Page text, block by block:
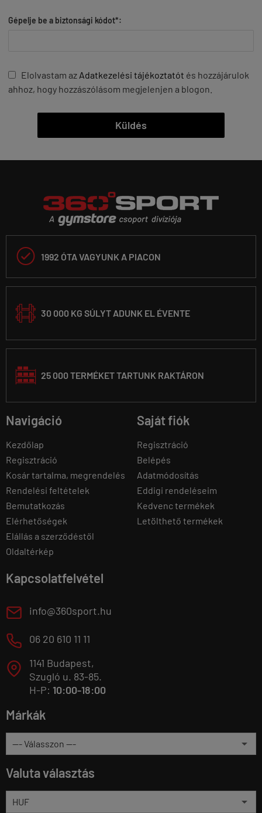
Gépelje be a biztonsági kódot*:
Elolvastam az Adatkezelési tájékoztatót és hozzájárulok
ahhoz, hogy hozzászólásom megjelenjen a blogon.
Küldés
 1992 ÓTA VAGYUNK A PIACON
30 000 KG SÚLYT ADUNK EL ÉVENTE
25 000 TERMÉKET TARTUNK RAKTÁRON
Navigáció
Kezdőlap
Regisztráció
Kosár tartalma, megrendelés
Rendelési feltételek
Bemutatkozás
Elérhetőségek
Elállás a szerződéstől
Oldaltérkép
Saját fiók
Regisztráció
Belépés
Adatmódosítás
Eddigi rendeléseim
Kedvenc termékek
Letölthető termékek
Kapcsolatfelvétel
E info@360sport.hu
M 06 20 610 11 11
T
1141 Budapest,
Szugló u. 83-85.
H-P: 10:00-18:00
Márkák
Valuta választás